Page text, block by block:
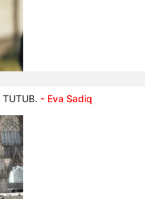
- Eva Sadiq